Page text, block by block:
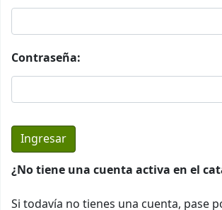
Contraseña:
¿No tiene una cuenta activa en el
Si todavía no tienes una cuenta, pase